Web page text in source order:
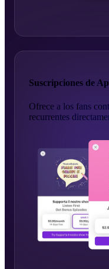
Suscripciones de
Ofrece a los fans
recurrentes